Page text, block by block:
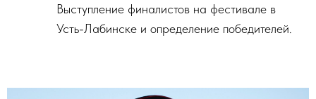
Выступление финалистов на фестивале в
Усть-Лабинске и определение победителей.